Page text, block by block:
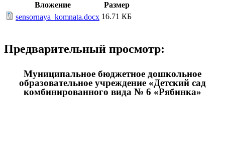
Вложение
Размер
sensornaya_komnata.docx 16.71 КБ
Предварительный просмотр:
Муниципальное бюджетное дошкольное
образовательное учреждение «Детский сад
комбинированного вида № 6 «Рябинка»